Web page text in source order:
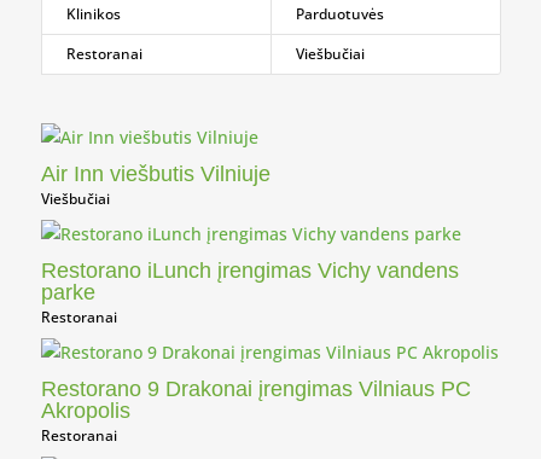
Klinikos
Parduotuvės
Restoranai
Viešbučiai
Air Inn viešbutis Vilniuje
Viešbučiai
Restorano iLunch įrengimas Vichy vandens
parke
Restoranai
Restorano 9 Drakonai įrengimas Vilniaus PC
Akropolis
Restoranai